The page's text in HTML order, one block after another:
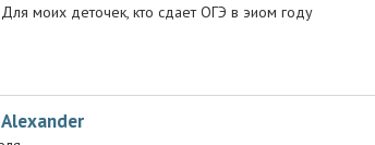
Для моих деточек, кто сдает ОГЭ в эиом году
Alexander